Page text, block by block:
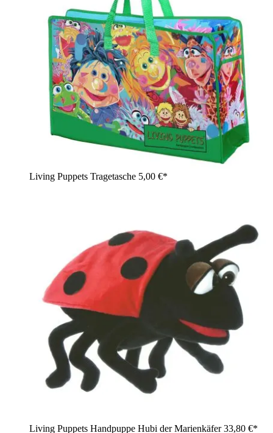
Living Puppets Tragetasche 5,00 €*
Living Puppets Handpuppe Hubi der Marienkäfer33,80 €*